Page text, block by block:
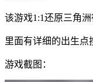
该游戏1:1还原三角
里面有详细的出生
游戏截图：